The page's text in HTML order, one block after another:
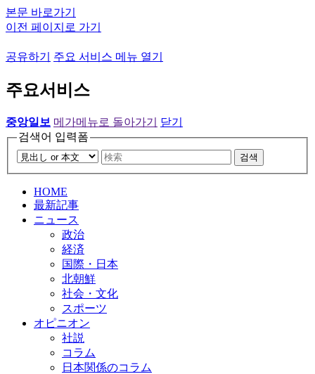
본문 바로가기
이전 페이지로 가기
공유하기 주요 서비스 메뉴 열기
주요서비스
중앙일보 메가메뉴로 돌아가기
닫기
검색어 입력폼
검색
HOME
最新記事
ニュース
政治
経済
国際・日本
北朝鮮
社会・文化
スポーツ
オピニオン
社説
コラム
日本関係のコラム